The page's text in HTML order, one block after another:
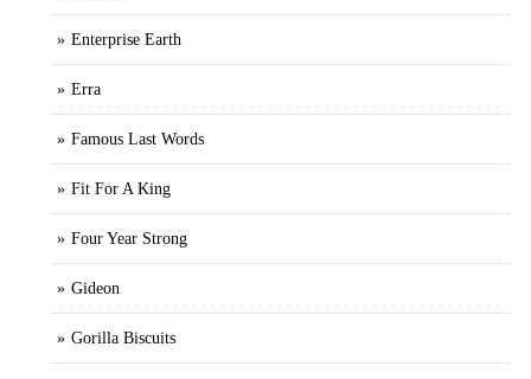
Enterprise Earth
Erra
Famous Last Words
Fit For A King
Four Year Strong
Gideon
Gorilla Biscuits